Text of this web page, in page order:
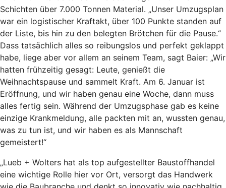
Schichten über 7.000 Tonnen Material. „Unser Umzugsplan
war ein logistischer Kraftakt, über 100 Punkte standen auf
der Liste, bis hin zu den belegten Brötchen für die Pause.“
Dass tatsächlich alles so reibungslos und perfekt geklappt
habe, liege aber vor allem an seinem Team, sagt Baier: „Wir
hatten frühzeitig gesagt: Leute, genießt die
Weihnachtspause und sammelt Kraft. Am 6. Januar ist
Eröffnung, und wir haben genau eine Woche, dann muss
alles fertig sein. Während der Umzugsphase gab es keine
einzige Krankmeldung, alle packten mit an, wussten genau,
was zu tun ist, und wir haben es als Mannschaft
gemeistert!“
„Lueb + Wolters hat als top aufgestellter Baustoffhandel
eine wichtige Rolle hier vor Ort, versorgt das Handwerk